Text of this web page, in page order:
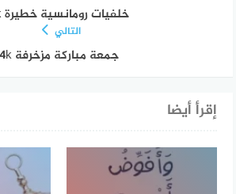
خلفيات رومانسية خطيرة 4k
التالي
جمعة مباركة مزخرفة 4k
إقرأ أيضا